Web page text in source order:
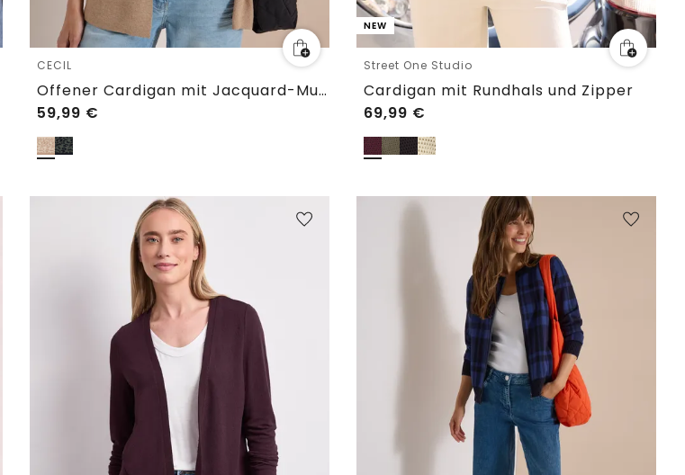
CECIL
Offener Cardigan mit Jacquard-Muster
59,99 €
NEW
Street One Studio
Cardigan mit Rundhals und Zipper
69,99 €